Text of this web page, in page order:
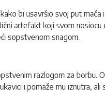
bi usavršio svoj put
artefakt koji svom nosiocu
sopstvenom snagom.
razlogom za borbu.
i pomaže mu iznutra,